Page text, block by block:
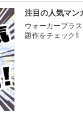
注目の人気マン
ウォーカープラ
題作をチェック!!